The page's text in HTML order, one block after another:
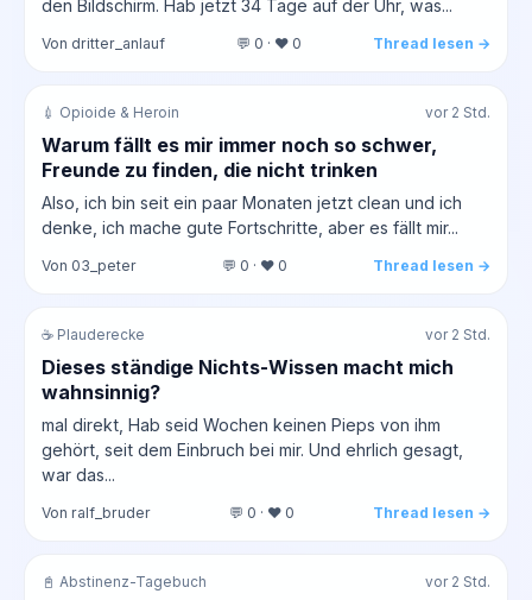
den Bildschirm. Hab jetzt 34 Tage auf der Uhr, was...
Von dritter_anlauf 💬 0 · ❤️ 0 Thread lesen →
💉 Opioide & Heroin vor 2 Std.
Warum fällt es mir immer noch so schwer,
Freunde zu finden, die nicht trinken
Also, ich bin seit ein paar Monaten jetzt clean und ich
denke, ich mache gute Fortschritte, aber es fällt mir...
Von 03_peter 💬 0 · ❤️ 0 Thread lesen →
☕ Plauderecke vor 2 Std.
Dieses ständige Nichts-Wissen macht mich
wahnsinnig?
mal direkt, Hab seid Wochen keinen Pieps von ihm
gehört, seit dem Einbruch bei mir. Und ehrlich gesagt,
war das...
Von ralf_bruder 💬 0 · ❤️ 0 Thread lesen →
📓 Abstinenz-Tagebuch vor 2 Std.